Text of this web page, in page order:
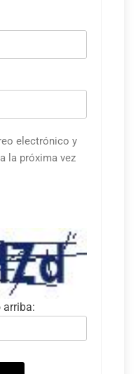
electrónico y
la próxima vez
arriba: